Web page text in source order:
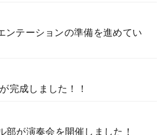
ンテーションの準備を進めてい
完成しました！！
部が演奏会を開催しました！